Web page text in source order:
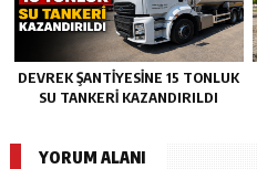
DEVREK ŞANTIYESINE 15 TONLUK
SU TANKERI KAZANDIRILDI
YORUM ALANI